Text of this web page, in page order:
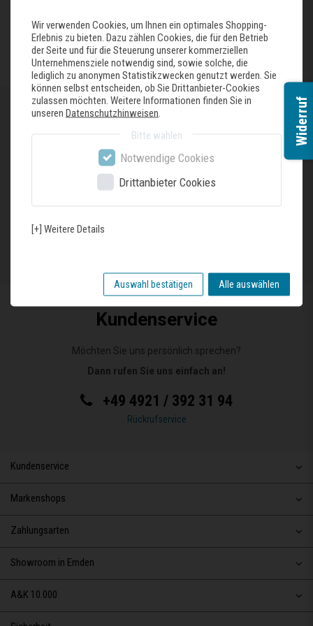
FAQ besuchen
Öffnungszeiten
Öffnungszeiten
Tag
Uhrzeiten
Mo - Fr
Kundenservice
Möchten Sie uns persönlich sprechen?
Dann rufen Sie uns einfach an!
+49 4921 / 392 31 94
Rückrufservice
Kundenservice
Markenshops
Zahlungsarten
Showroom in Emden
A&K 10.000
Wir verwenden Cookies, um Ihnen ein optimales Shopping-
Erlebnis zu bieten. Dazu zählen Cookies, die für den Betrieb
der Seite und für die Steuerung unserer kommerziellen
Unternehmensziele notwendig sind, sowie solche, die
lediglich zu anonymen Statistikzwecken genutzt werden. Sie
können selbst entscheiden, ob Sie Drittanbieter-Cookies
zulassen möchten. Weitere Informationen finden Sie in
unseren Datenschutzhinweisen
Bitte wählen
Notwendige Cookies
Drittanbieter Cookies
[+] Weitere Details
Auswahl bestätigen Alle auswählen
Widerruf